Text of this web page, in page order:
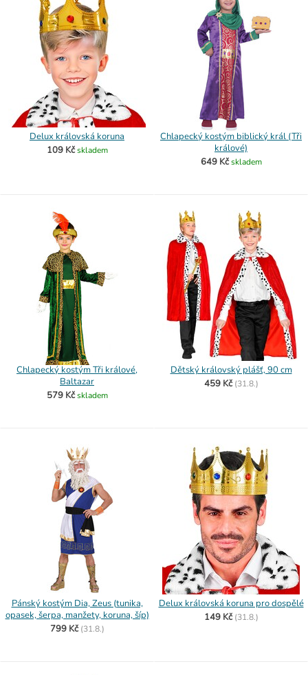
Delux královská koruna
109 Kč skladem
Chlapecký kostým biblický král (Tři
králové)
649 Kč skladem
Chlapecký kostým Tři králové,
Baltazar
579 Kč skladem
Dětský královský plášť, 90 cm
459 Kč (31.8.)
Pánský kostým Dia, Zeus (tunika,
opasek, šerpa, manžety, koruna, šíp)
799 Kč (31.8.)
Delux královská koruna pro dospělé
149 Kč (31.8.)